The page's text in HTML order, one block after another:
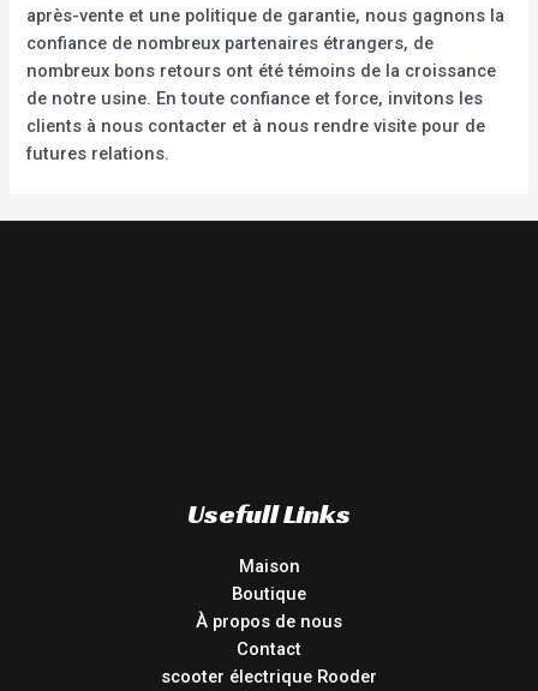
après-vente et une politique de garantie, nous gagnons la
confiance de nombreux partenaires étrangers, de
nombreux bons retours ont été témoins de la croissance
de notre usine. En toute confiance et force, invitons les
clients à nous contacter et à nous rendre visite pour de
futures relations.
Usefull Links
Maison
Boutique
À propos de nous
Contact
scooter électrique Rooder